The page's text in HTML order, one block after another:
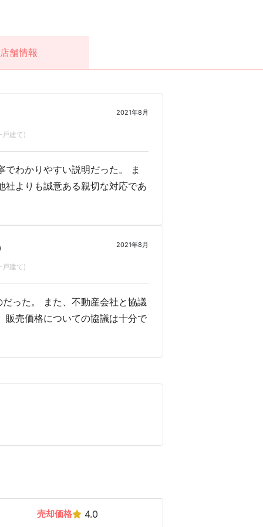
店舗情報
2021年8月
戸建て)
わかりやすい説明だった。 ま
社よりも誠意ある親切な対応であ
2021年8月
戸建て)
った。 また、不動産会社と協議
販売価格についての協議は十分で
売却価格 4.0